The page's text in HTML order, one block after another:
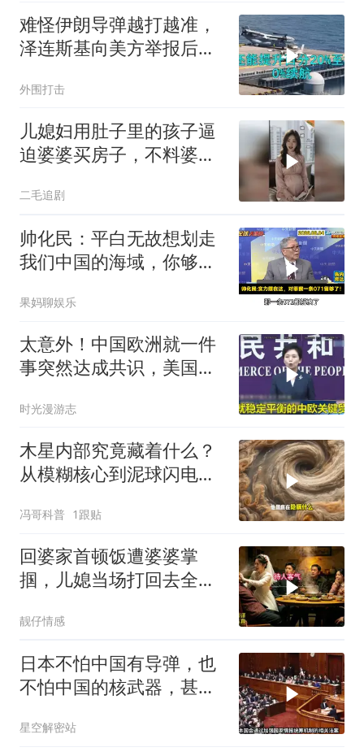
难怪伊朗导弹越打越准，
泽连斯基向美方举报后，
外围打击
儿媳妇用肚子里的孩子逼
迫婆婆买房子，不料婆婆
二毛追剧
帅化民：平白无故想划走
我们中国的海域，你够格
果妈聊娱乐
太意外！中国欧洲就一件
事突然达成共识，美国这
时光漫游志
木星内部究竟藏着什么？
从模糊核心到泥球闪电，
冯哥科普 1跟贴
回婆家首顿饭遭婆婆掌
掴，儿媳当场打回去全家
靓仔情感
日本不怕中国有导弹，也
不怕中国的核武器，甚至
星空解密站